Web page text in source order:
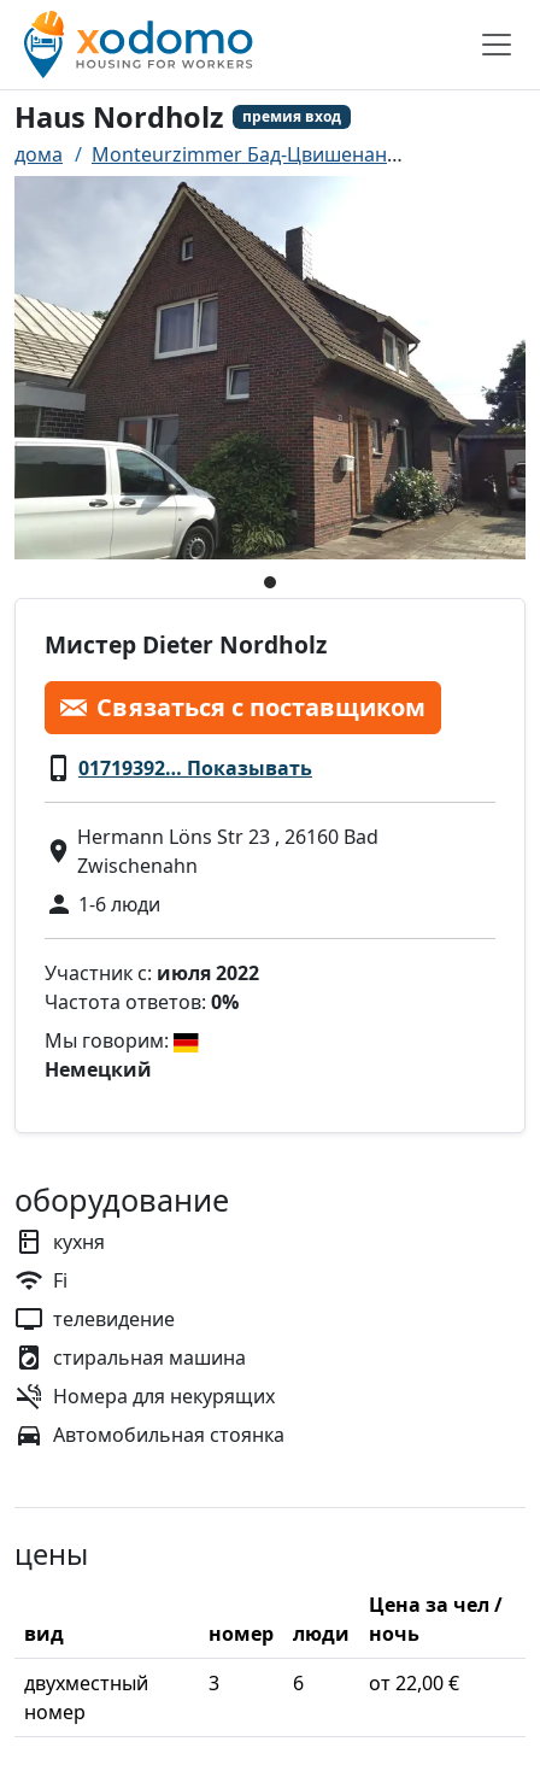
Haus Nordholz премия вход
дома Monteurzimmer Бад-Цвишенан
Мистер Dieter Nordholz
Связаться с поставщиком
01719392… Показывать
Hermann Löns Str 23 , 26160 Bad
Zwischenahn
1-6 люди
Участник с: июля 2022
Частота ответов: 0%
Мы говорим:
Немецкий
оборудование
кухня
Fi
телевидение
стиральная машина
Номера для некурящих
Автомобильная стоянка
цены
вид номер люди
Цена за чел /
ночь
двухместный
номер
3 6 от 22,00 €